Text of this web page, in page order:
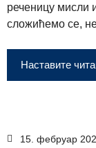
реченицу мисли
сложићемо се,
Наставите
15. фебруар